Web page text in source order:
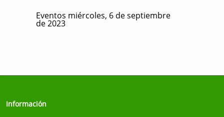
Eventos miércoles, 6 de septiembre
de 2023
Información